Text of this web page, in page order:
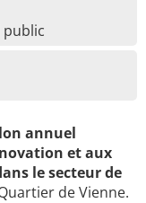
annuel
et aux
le secteur de
de Vienne.